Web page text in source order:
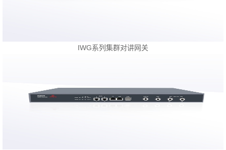
IWG系列集群对讲网关